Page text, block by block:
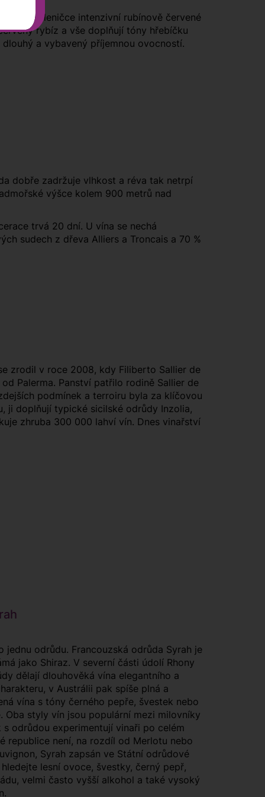
Ve skleničce intenzivní rubínově červené
rybíz a vše doplňují tóny hřebíčku
a vybavený příjemnou ovocností.
dobře zadržuje vlhkost a réva tak netrpí
výšce kolem 900 metrů nad
trvá 20 dní. U vína se nechá
sudech z dřeva Alliers a Troncais a 70 %
zrodil v roce 2008, kdy Filiberto Sallier de
Palerma. Panství patřilo rodině Sallier de
podmínek a terroiru byla za klíčovou
ji doplňují typické sicilské odrůdy Inzolia,
zhruba 300 000 lahví vín. Dnes vinařství
jednu odrůdu. Francouzská odrůda Syrah je
jako Shiraz. V severní části údolí Rhony
dělají dlouhověká vína elegantního a
v Austrálii pak spíše plná a
vína s tóny černého pepře, švestek nebo
Oba styly vín jsou populární mezi milovníky
s odrůdou experimentují vinaři po celém
republice není, na rozdíl od Merlotu nebo
Syrah zapsán ve Státní odrůdové
lesní ovoce, švestky, černý pepř,
velmi často vyšší alkohol a také vysoký